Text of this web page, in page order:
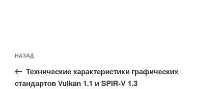
по
записям
Предыдущая
запись:
НАЗАД
Технические характеристики графических
стандартов Vulkan 1.1 и SPIR-V 1.3